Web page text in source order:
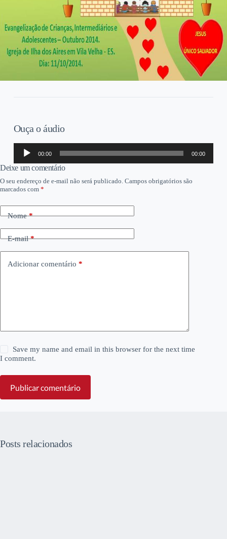
Ouça o áudio
Tocador
áudio
00:00 00:00
Deixe um comentário
O seu endereço de e-mail não será publicado. Campos obrigatórios são
marcados com *
Nome*
E-mail*
Adicionar comentário *
Save my name and email in this browser for the next time
I comment.
Publicar comentário
Posts relacionados